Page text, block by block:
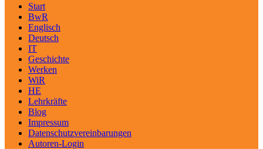
Start
BwR
Englisch
Deutsch
IT
Geschichte
Werken
WiR
HE
Lehrkräfte
Blog
Impressum
Datenschutzvereinbarungen
Autoren-Login